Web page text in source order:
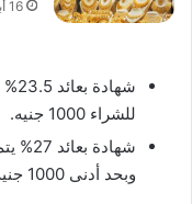
16 أبريل، 2026
للشراء 1000 جنيه.
وبحد أدنى 1000 جنيه.